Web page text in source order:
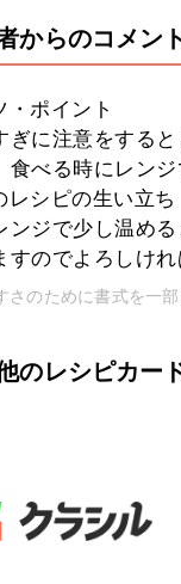
からのコメン
ポイント
ぎに注意をする
食べる時にレン
シピの生い立ち
ンジで少し温め
すのでよろしけ
さのために書式を一部
のレシピカー